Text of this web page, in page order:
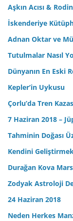
Aşkın Acısı &
İskenderiye
Adnan Oktar ve
Tutulmalar Nasıl
Dünyanın En Eski
Kepler’in Uykusu
Çorlu’da Tren
7 Haziran 2018 –
Tahminin Doğası
Kendini
Durağan Kova
Zodyak Astroloji
24 Haziran 2018
Neden Herkes